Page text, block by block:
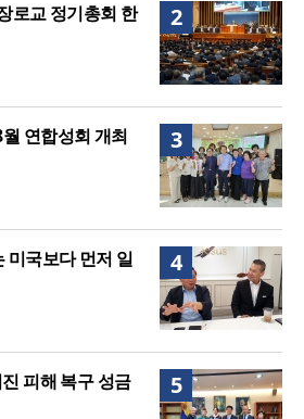
2
로교 정기총회 한
3
연합성회 개최
4
미국보다 먼저 일
5
피해 복구 성금